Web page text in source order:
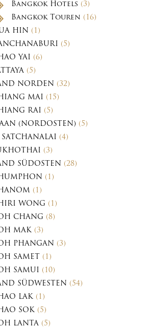
Bangkok Hotels (3)
Bangkok Touren (16)
HIN (1)
(5)
YAI (6)
(5)
NORDEN (32)
MAI (15)
RAI (5)
(NORDOSTEN) (5)
SATCHANALAI (4)
(3)
SÜDOSTEN (28)
(1)
(1)
WONG (1)
CHANG (8)
MAK(3)
PHANGAN (3)
SAMET (1)
SAMUI (10)
SÜDWESTEN (54)
LAK(1)
SOK(5)
LANTA (5)